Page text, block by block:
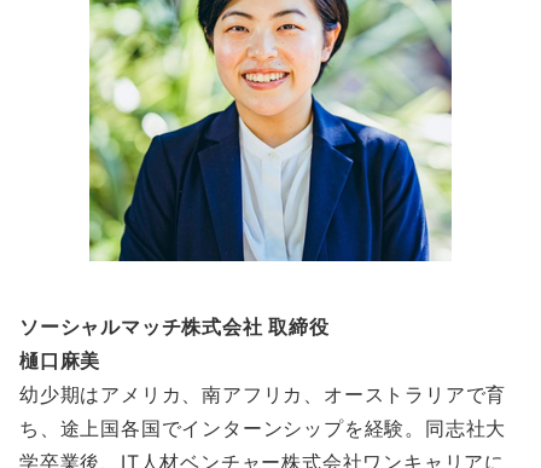
ソーシャルマッチ株式会社 取締役
樋口麻美
幼少期はアメリカ、南アフリカ、オーストラリアで育
ち、途上国各国でインターンシップを経験。同志社大
学卒業後、IT人材ベンチャー株式会社ワンキャリアに